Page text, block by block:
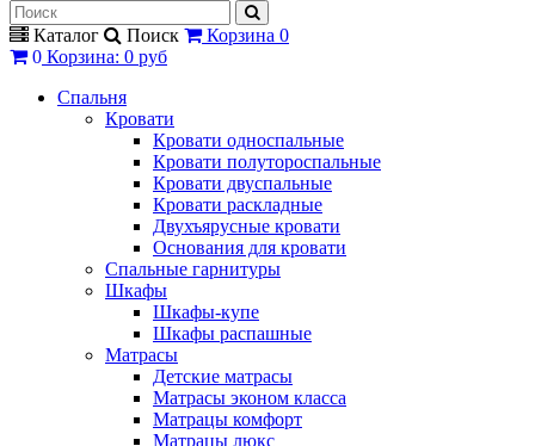
Каталог Поиск Корзина 0
0 Корзина: 0 руб
Спальня
Кровати
Кровати односпальные
Кровати полутороспальные
Кровати двуспальные
Кровати раскладные
Двухъярусные кровати
Основания для кровати
Спальные гарнитуры
Шкафы
Шкафы-купе
Шкафы распашные
Матрасы
Детские матрасы
Матрасы эконом класса
Матрацы комфорт
Матрацы люкс